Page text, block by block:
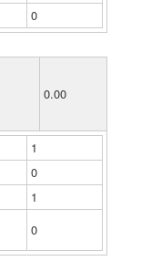
0
0.00
1
0
1
0